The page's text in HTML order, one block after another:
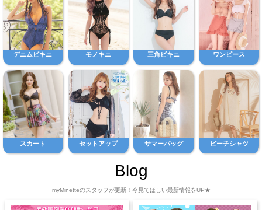
デニムビキニ モノキニ 三角ビキニ ワンピース
スカート セットアップ サマーバッグ ビーチシャツ
Blog
myMinetteのスタッフが更新！今見てほしい最新情報をUP★